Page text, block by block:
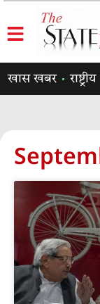
खास खबर राष्ट्रीय